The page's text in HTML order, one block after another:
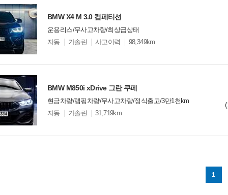
BMW X4 M 3.0 컴페티션
운용리스/무사고차량/최상급상태
모
션
자동 가솔린 사고이력 98,349km
BMW M850i xDrive 그란 쿠페
현금차량/랩핑차량/무사고차량/정식출고/3만1천km
모
션
자동 가솔린 31,719km
1